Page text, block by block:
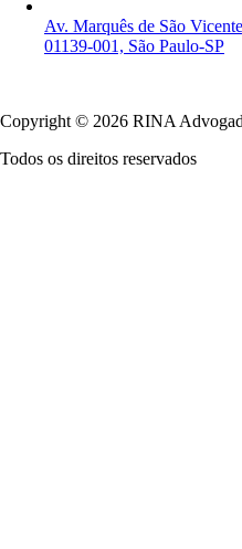
Av. Marquês de São
01139-001, São Paulo-SP
Copyright © 2026 RINA
Todos os direitos reservados